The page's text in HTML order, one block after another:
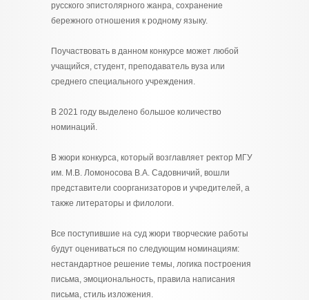
русского эпистолярного жанра, сохранение
бережного отношения к родному языку.
Поучаствовать в данном конкурсе может любой
учащийся, студент, преподаватель вуза или
среднего специального учреждения.
В 2021 году выделено большое количество
номинаций.
В жюри конкурса, который возглавляет ректор МГУ
им. М.В. Ломоносова В.А. Садовничий, вошли
представители соорганизаторов и учредителей, а
также литераторы и филологи.
Все поступившие на суд жюри творческие работы
будут оцениваться по следующим номинациям:
нестандартное решение темы, логика построения
письма, эмоциональность, правила написания
письма, стиль изложения.